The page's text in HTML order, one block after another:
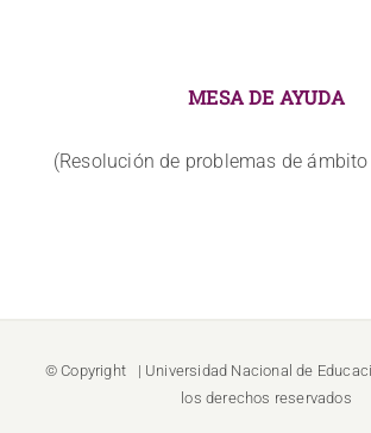
MESA DE AYUDA
(Resolución de problemas de
© Copyright | Universidad Nacional de
los derechos reservados